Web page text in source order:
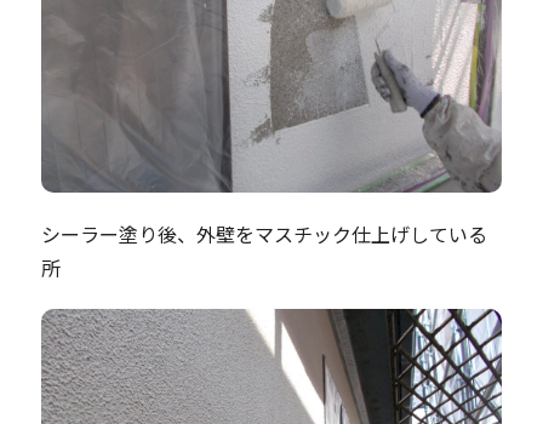
シーラー塗り後、外壁をマスチック仕上げしている
所